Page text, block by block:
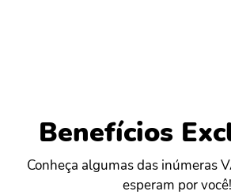
Benefícios
Conheça algumas das inúmeras
esperam por você!